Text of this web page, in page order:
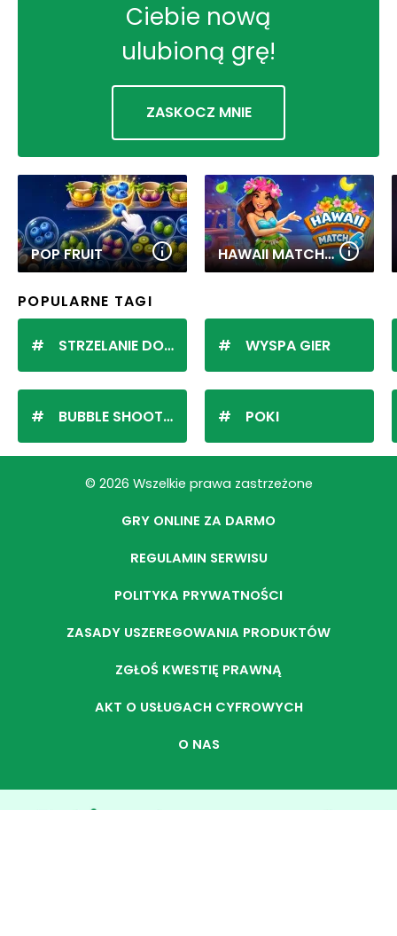
Ciebie nową
ulubioną grę!
ZASKOCZ MNIE
POP FRUIT HAWAII MATCH 6
POPULARNE TAGI
STRZELANIE DO KULEK
BUBBLE SHOOTER
WYSPA GIER
POKI
© 2026 Wszelkie prawa zastrzeżone
GRY ONLINE ZA DARMO
REGULAMIN SERWISU
POLITYKA PRYWATNOŚCI
ZASADY USZEREGOWANIA PRODUKTÓW
ZGŁOŚ KWESTIĘ PRAWNĄ
AKT O USŁUGACH CYFROWYCH
O NAS